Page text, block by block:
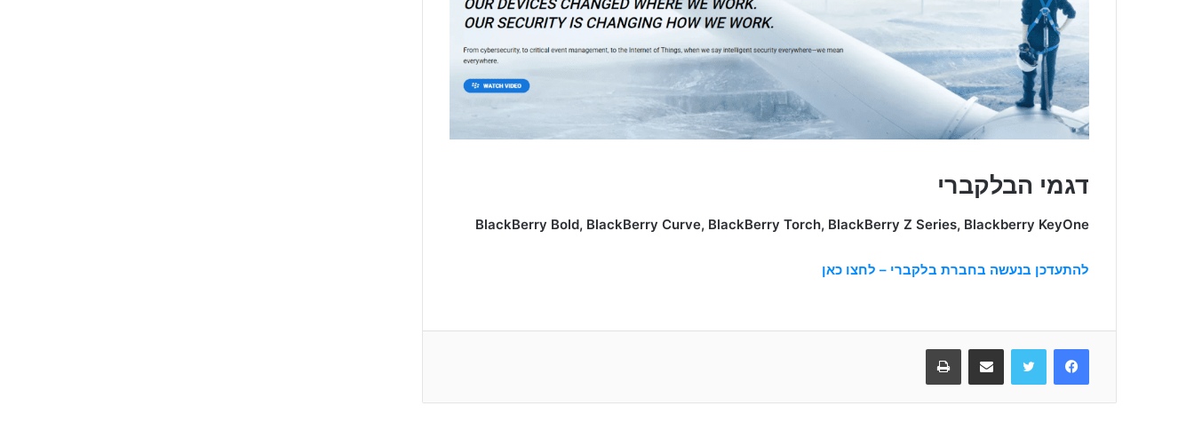
דגמי הבלקברי
BlackBerry Bold, BlackBerry Curve, BlackBerry Torch, BlackBerry Z Series, Blackberry KeyOne
להתעדכן בנעשה בחברת בלקברי – לחצו כאן